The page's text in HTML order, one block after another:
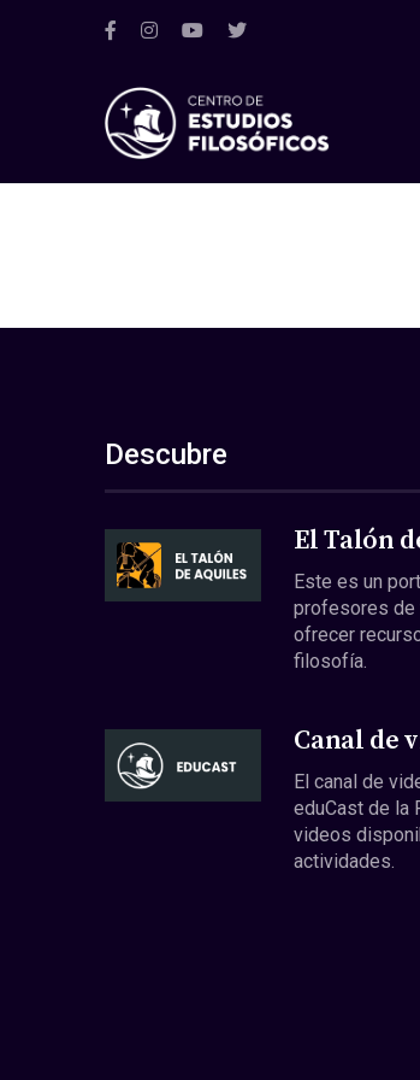
Descubre
El Talón
Este es un
profesores de
ofrecer
filosofía.
Canal de
El canal de
eduCast de la
videos
actividades.